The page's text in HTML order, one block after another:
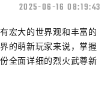
2025-06-16 08:19:43
宏大的世界观和丰富的
的萌新玩家来说，掌握
全面详细的烈火武尊新